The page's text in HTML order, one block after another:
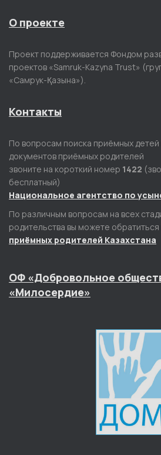
О проекте
Проект поддерживается Фондом
проектов «Samruk-Kazyna Trust»
«Самрук-Қазына»).
Контакты
По вопросам поиска приёмных
документов приёмных родителей
звоните на короткий номер 1422
бесплатный)
Национальное агентство по
По различным вопросам на всех
родительства вы можете обратиться
приёмных родителей Казахстана
ОФ «Добровольное
«Милосердие»